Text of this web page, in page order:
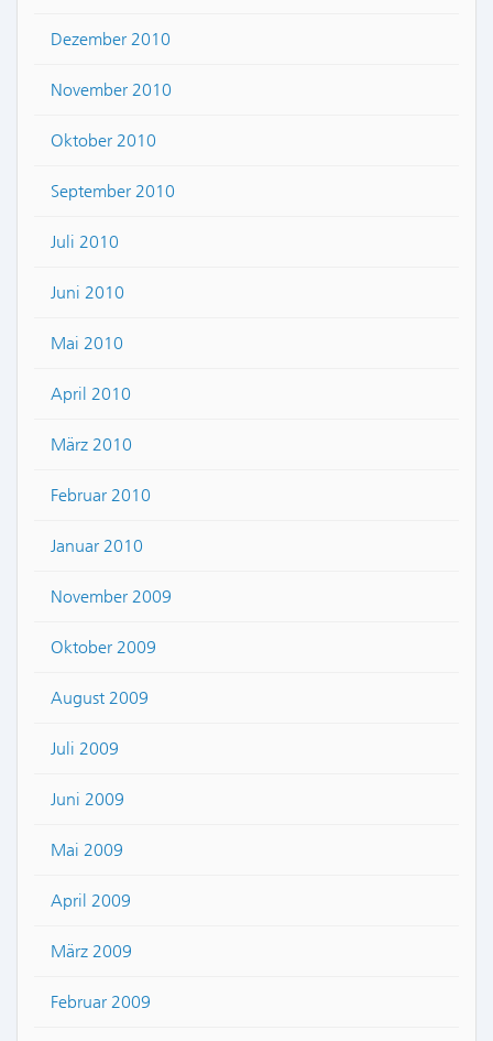
Dezember 2010
November 2010
Oktober 2010
September 2010
Juli 2010
Juni 2010
Mai 2010
April 2010
März 2010
Februar 2010
Januar 2010
November 2009
Oktober 2009
August 2009
Juli 2009
Juni 2009
Mai 2009
April 2009
März 2009
Februar 2009